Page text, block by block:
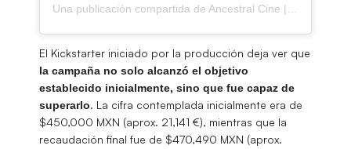
El Kickstarter iniciado por la producción deja ver que
la campaña no solo alcanzó el objetivo
establecido inicialmente, sino que fue capaz de
superarlo. La cifra contemplada inicialmente era de
$450,000 MXN (aprox. 21,141 €), mientras que la
recaudación final fue de $470,490 MXN (aprox.